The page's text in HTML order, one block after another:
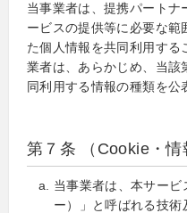
当事業者は、提携パート
ービスの提供等に必要な範
た個人情報を共同利用す
業者は、あらかじめ、当該
同利用する情報の種類を公
第７条 （Cookie・情
当事業者は、本サー
ー）」と呼ばれる技